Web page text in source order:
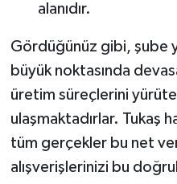
alanıdır.
Gördüğünüz gibi, şube
büyük noktasında
üretim süreçlerini
ulaşmaktadırlar. Tukaş
tüm gerçekler bu net
alışverişlerinizi bu